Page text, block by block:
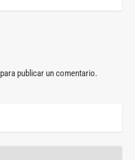
para publicar un comentario.